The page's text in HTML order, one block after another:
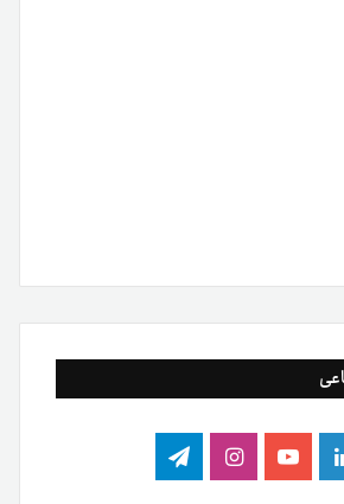
لینکدینیوتیوباینستاگرام
تلگرام